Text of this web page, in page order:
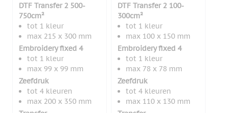
DTF Transfer 2 500-
750cm²
tot 1 kleur
max 215 x 300 mm
Embroidery fixed 4
tot 1 kleur
max 99 x 99 mm
Zeefdruk
tot 4 kleuren
max 200 x 350 mm
DTF Transfer 2 100-
300cm²
tot 1 kleur
max 100 x 150 mm
Embroidery fixed 4
tot 1 kleur
max 78 x 78 mm
Zeefdruk
tot 4 kleuren
max 110 x 130 mm